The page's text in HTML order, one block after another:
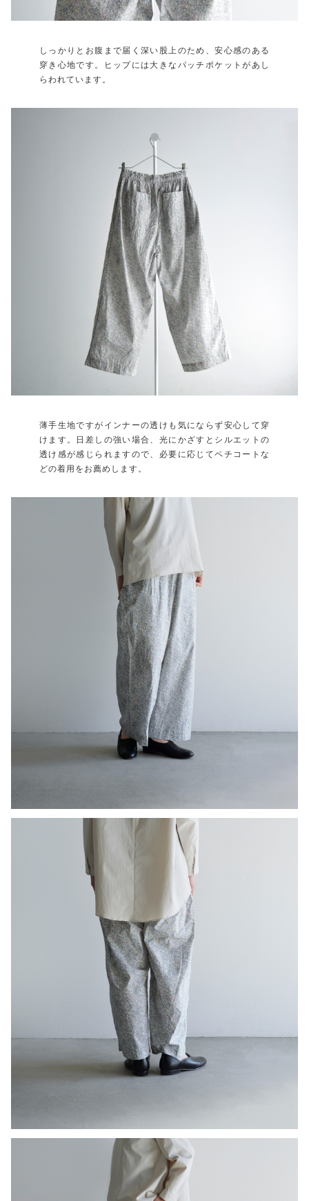
しっかりとお腹まで届く深い股上のため、安心感のある
穿き心地です。ヒップには大きなパッチポケットがあし
らわれています。
薄手生地ですがインナーの透けも気にならず安心して穿
けます。日差しの強い場合、光にかざすとシルエットの
透け感が感じられますので、必要に応じてペチコートな
どの着用をお薦めします。